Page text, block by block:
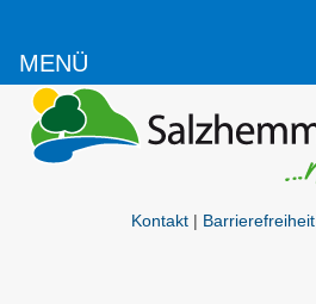
Kontakt | Barrierefreiheit
MENÜ